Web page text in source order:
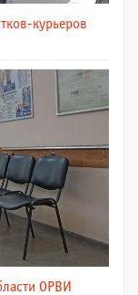
курьеров
ОРВИ